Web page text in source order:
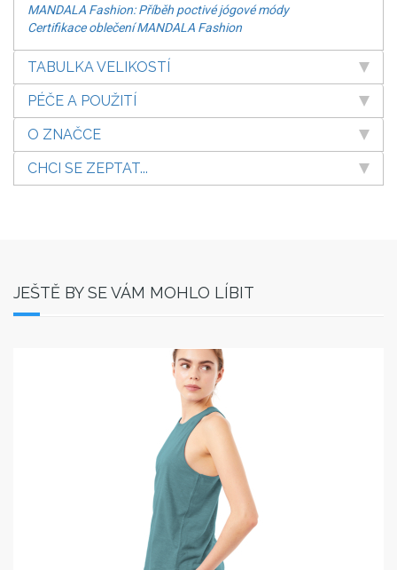
MANDALA Fashion: Příběh poctivé jógové módy
Certifikace oblečení MANDALA Fashion
TABULKA VELIKOSTÍ
PÉČE A POUŽITÍ
O ZNAČCE
CHCI SE ZEPTAT...
JEŠTĚ BY SE VÁM MOHLO LÍBIT